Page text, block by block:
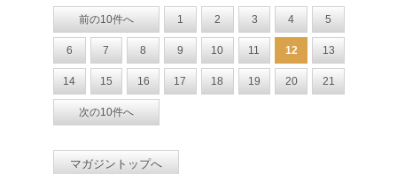
前の10件へ 1 2 3 4 5
6 7 8 9 10 11 12 13
14 15 16 17 18 19 20 21
次の10件へ
マガジントップへ